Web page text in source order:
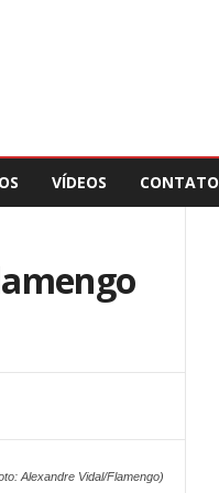
VÍDEOS CONTATO
Alexandre Vidal/Flamengo)